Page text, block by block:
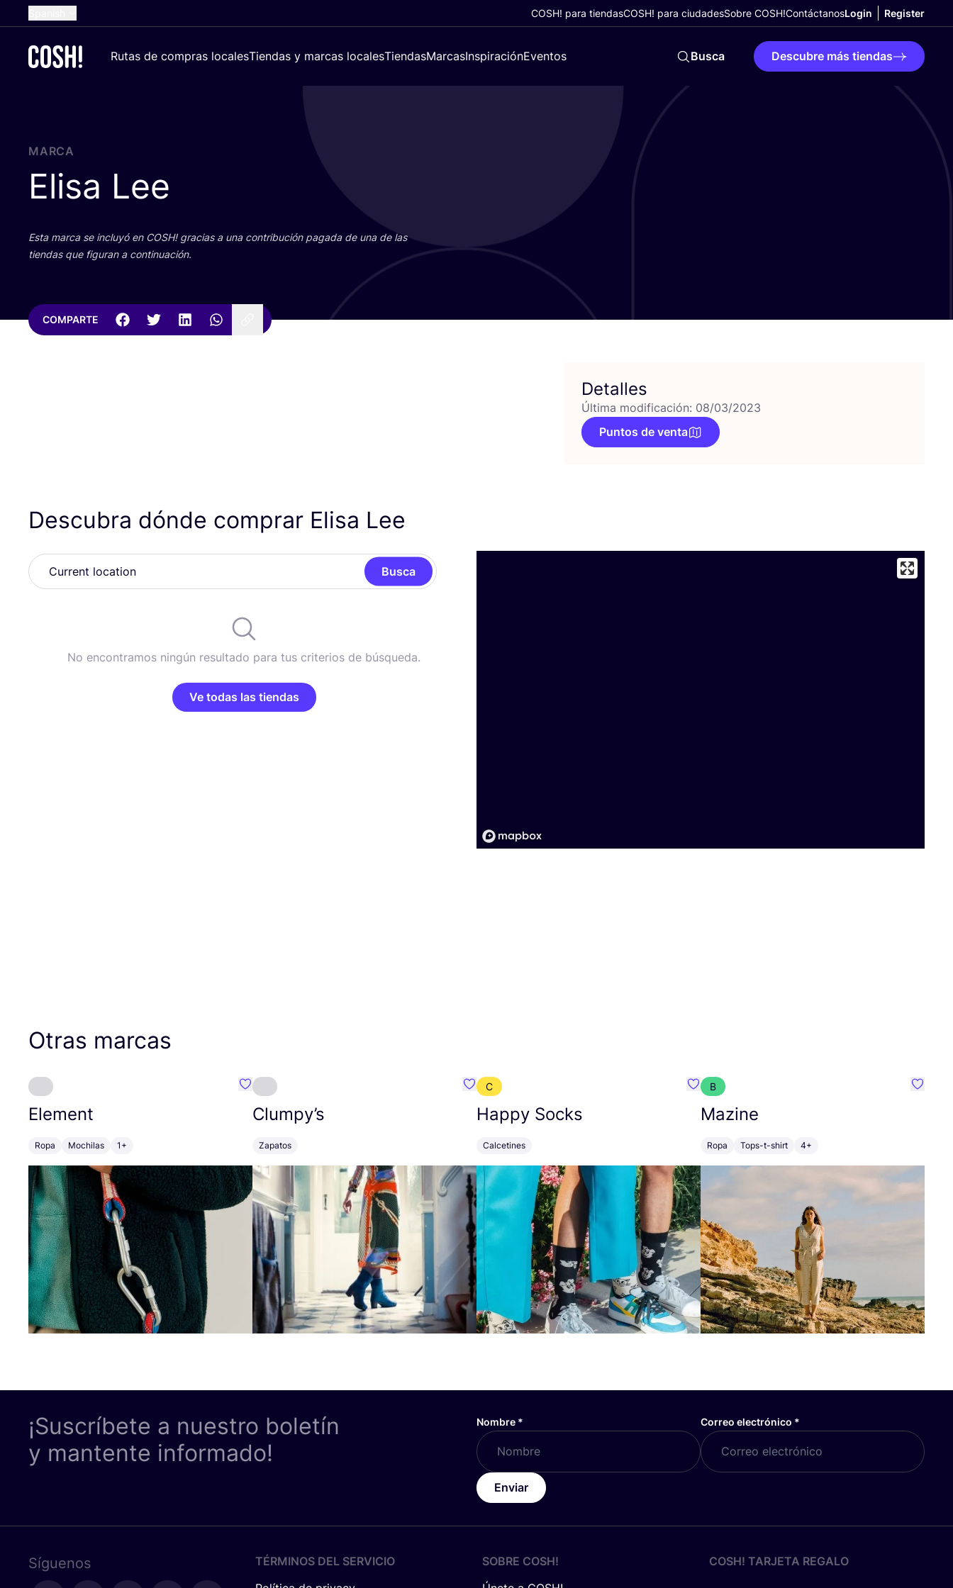
Dutch
Croatian
COSH! para tiendasCOSH! para ciudadesSobre COSH!ContáctanosLogin Register
Rutas de compras localesTiendas y marcas localesTiendasMarcasInspiraciónEventos Busca Descubre más tiendas
MARCA
Elisa Lee
Esta mar­ca se inclu­yó en COSH! gra­cias a una con­tri­bu­ción paga­da de una de las
tien­das que figu­ran a continuación.
COMPARTE
Detalles
Última modificación: 08/03/2023
Puntos de venta
Descubra dónde comprar Elisa Lee
Busca
No encontramos ningún resultado para tus criterios de búsqueda.
Ve todas las tiendas
Otras marcas
Element
Ropa Mochilas 1+
Favoritos {nombre}
Clumpy’s
Zapatos
Favoritos {nombre}
C
Happy Socks
Calcetines
Favoritos {nombre}
B
Mazine
Ropa Tops-t-shirt 4+
¡Suscríbete a nuestro boletín
y mantente informado!
Nombre * Correo electrónico *
Enviar
Síguenos
TÉRMINOS DEL SERVICIO
SOBRE COSH!
COSH! TARJETA REGALO